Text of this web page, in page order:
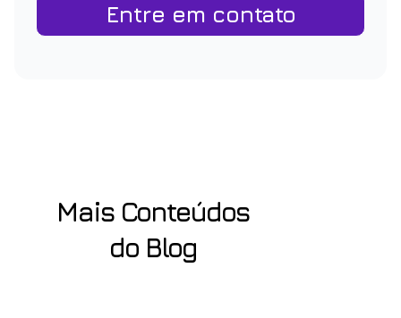
Entre em contato
Mais Conteúdos
do Blog